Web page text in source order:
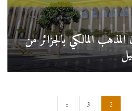
المالكي بالجزائر من
2
3
»